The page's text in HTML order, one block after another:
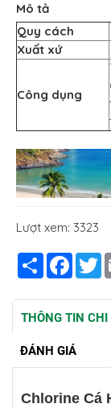
Mô tả
Quy cách
Xuất xứ
Công dụng
Lượt xem: 3323
Share
THÔNG TIN CHI
ĐÁNH GIÁ
Chlorine Cá